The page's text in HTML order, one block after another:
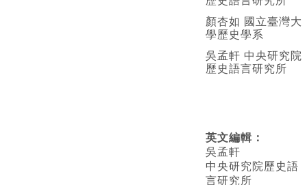
顏杏如 國立臺灣大
學歷史學系
吳孟軒 中央研究院
歷史語言研究所
英文編輯 ：
吳孟軒
中央研究院歷史語
言研究所